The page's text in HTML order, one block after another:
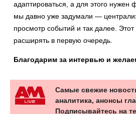
адаптироваться, а для этого нужен
мы давно уже задумали —
просмотр событий и так далее.
расширять в первую очередь.
Благодарим за интервью и
Самые свежие
аналитика, анонсы
Подписывайтесь на